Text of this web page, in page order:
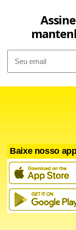
Baixe nosso